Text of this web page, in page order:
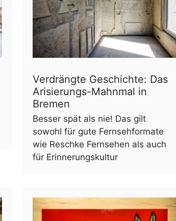
Verdrängte Geschichte: Das
Arisierungs-Mahnmal in
Bremen
Besser spät als nie! Das gilt
sowohl für gute Fernsehformate
wie Reschke Fernsehen als auch
für Erinnerungskultur